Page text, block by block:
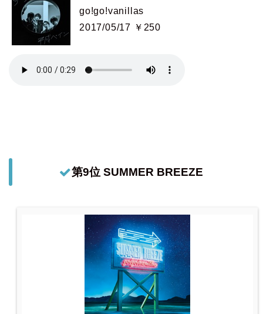
go!go!vanillas
2017/05/17 ￥250
第9位 SUMMER BREEZE